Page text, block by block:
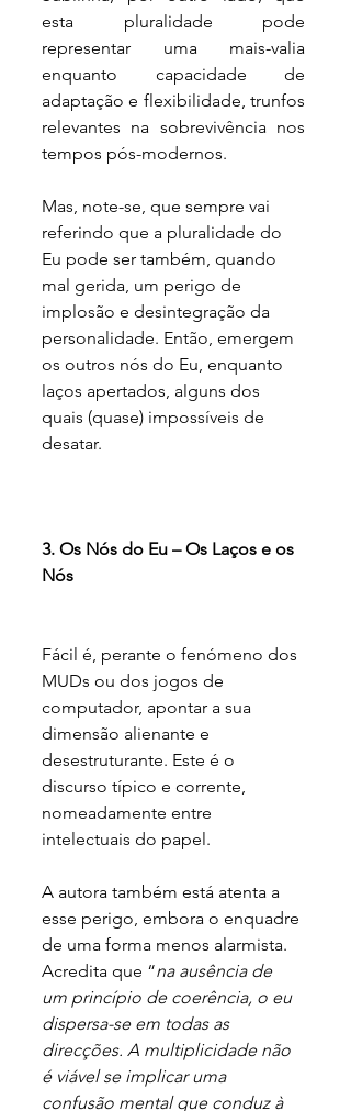
esta pluralidade pode
representar uma mais-valia
enquanto capacidade de
adaptação e flexibilidade, trunfos
relevantes na sobrevivência nos
tempos pós-modernos.
Mas, note-se, que sempre vai
referindo que a pluralidade do
Eu pode ser também, quando
mal gerida, um perigo de
implosão e desintegração da
personalidade. Então, emergem
os outros nós do Eu, enquanto
laços apertados, alguns dos
quais (quase) impossíveis de
desatar.
3. Os Nós do Eu – Os Laços e os
Nós
Fácil é, perante o fenómeno dos
MUDs ou dos jogos de
computador, apontar a sua
dimensão alienante e
desestruturante. Este é o
discurso típico e corrente,
nomeadamente entre
intelectuais do papel.
A autora também está atenta a
esse perigo, embora o enquadre
de uma forma menos alarmista.
Acredita que “na ausência de
um princípio de coerência, o eu
dispersa-se em todas as
direcções. A multiplicidade não
é viável se implicar uma
confusão mental que conduz à